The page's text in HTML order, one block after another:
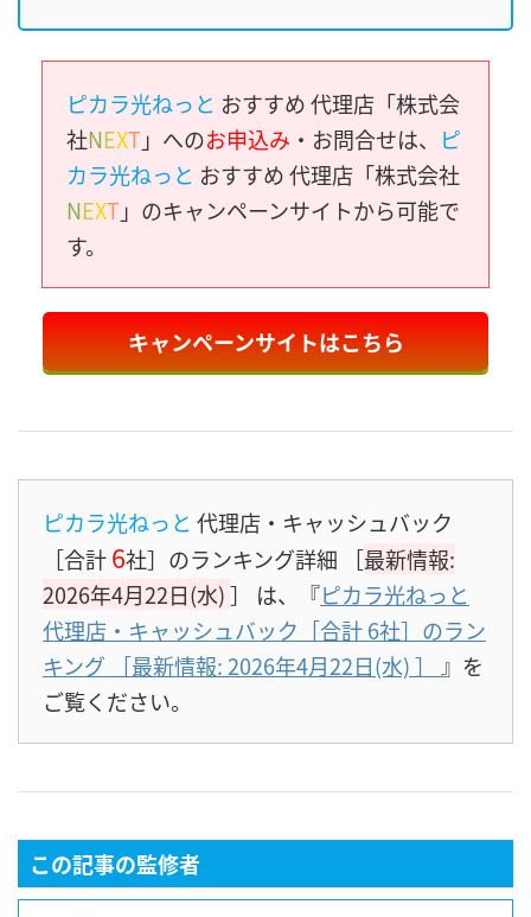
ピカラ光ねっと おすすめ 代理店「株式会
社NEXT」へのお申込み ・お問合せは、
ピ
カラ光ねっと おすすめ 代理店「株式会社
NEXT」のキャンペーンサイトから可能で
す。
キャンペーンサイトはこちら
ピカラ光ねっと 代理店・キャッシュバック
［合計6社］のランキング詳細 ［最新情報:
2026年4月22日(水)］ は、『ピカラ光ねっと
代理店・キャッシュバック［合計 6社］のラン
キング ［最新情報: 2026年4月22日(水) ］
』を
ご覧ください。
この記事の監修者